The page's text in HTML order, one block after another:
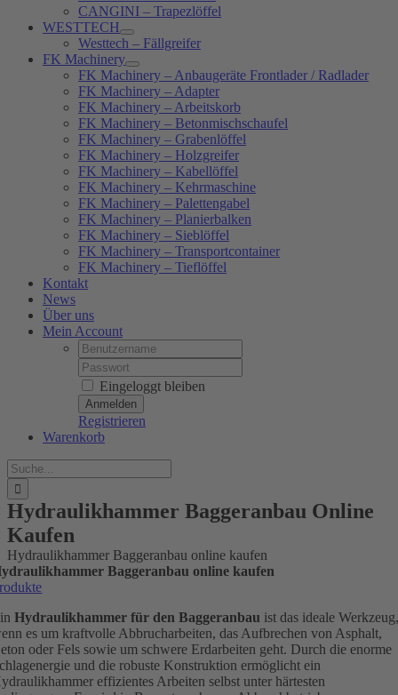
CANGINI – Trapezlöffel
WESTTECH
Westtech – Fällgreifer
FK Machinery
FK Machinery – Anbaugeräte Frontlader / Radlader
FK Machinery – Adapter
FK Machinery – Arbeitskorb
FK Machinery – Betonmischschaufel
FK Machinery – Grabenlöffel
FK Machinery – Holzgreifer
FK Machinery – Kabellöffel
FK Machinery – Kehrmaschine
FK Machinery – Palettengabel
FK Machinery – Planierbalken
FK Machinery – Sieblöffel
FK Machinery – Transportcontainer
FK Machinery – Tieflöffel
Kontakt
News
Über uns
Mein Account
Username:
Password:
Eingeloggt bleiben
Registrieren
Warenkorb
Suche
nach:
Hydraulikhammer Baggeranbau Online
Kaufen
Hydraulikhammer Baggeranbau online kaufen
Baggeranbau online kaufen
Hydraulikhammer für den Baggeranbau ist das ideale
es um kraftvolle Abbrucharbeiten, das Aufbrechen von Asphalt,
oder Fels sowie um schwere Erdarbeiten geht. Durch die enorme
und die robuste Konstruktion ermöglicht ein
effizientes Arbeiten selbst unter härtesten